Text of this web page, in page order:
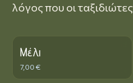
λόγος που οι
Μέλι
7,00 €